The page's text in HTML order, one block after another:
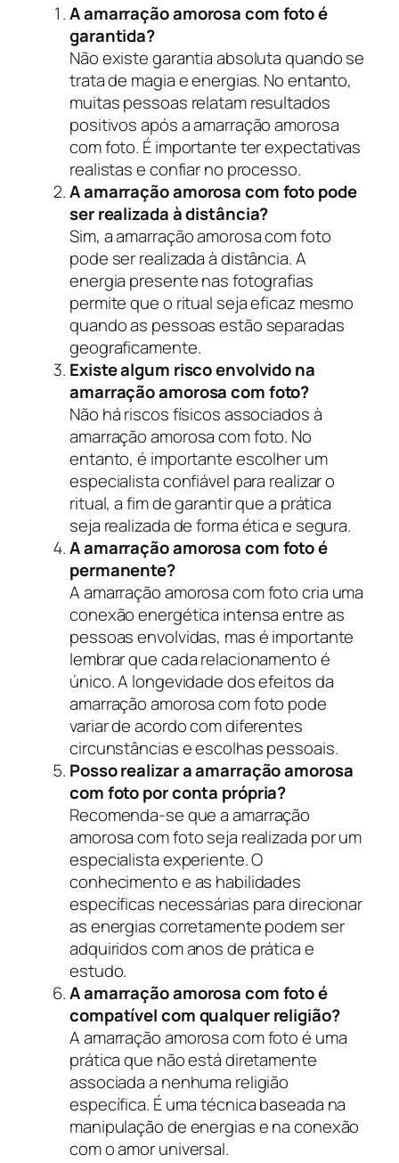
A amarração amorosa com foto é
garantida?
Não existe garantia absoluta quando se
trata de magia e energias. No entanto,
muitas pessoas relatam resultados
positivos após a amarração amorosa
com foto. É importante ter expectativas
realistas e confiar no processo.
A amarração amorosa com foto pode
ser realizada à distância?
Sim, a amarração amorosa com foto
pode ser realizada à distância. A
energia presente nas fotografias
permite que o ritual seja eficaz mesmo
quando as pessoas estão separadas
geograficamente.
Existe algum risco envolvido na
amarração amorosa com foto?
Não há riscos físicos associados à
amarração amorosa com foto. No
entanto, é importante escolher um
especialista confiável para realizar o
ritual, a fim de garantir que a prática
seja realizada de forma ética e segura.
A amarração amorosa com foto é
permanente?
A amarração amorosa com foto cria uma
conexão energética intensa entre as
pessoas envolvidas, mas é importante
lembrar que cada relacionamento é
único. A longevidade dos efeitos da
amarração amorosa com foto pode
variar de acordo com diferentes
circunstâncias e escolhas pessoais.
Posso realizar a amarração amorosa
com foto por conta própria?
Recomenda-se que a amarração
amorosa com foto seja realizada por um
especialista experiente. O
conhecimento e as habilidades
específicas necessárias para direcionar
as energias corretamente podem ser
adquiridos com anos de prática e
estudo.
A amarração amorosa com foto é
compatível com qualquer religião?
A amarração amorosa com foto é uma
prática que não está diretamente
associada a nenhuma religião
específica. É uma técnica baseada na
manipulação de energias e na conexão
com o amor universal.